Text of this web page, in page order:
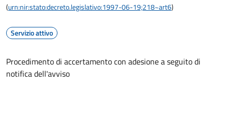
(urn:nir:stato:decreto.legislativo:1997-06-19;218~art6)
Servizio attivo
Procedimento di accertamento con adesione a seguito di
notifica dell'avviso